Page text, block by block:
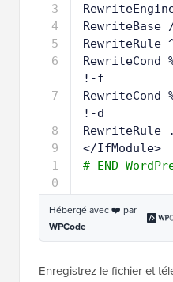
3
4
5
6
7
8
9
1
0
RewriteBase
RewriteCond
!-f
RewriteCond
!-d
RewriteRule
</IfModule>
# END
Hébergé avec ❤️ par
WPCode
Enregistrez le fichier et